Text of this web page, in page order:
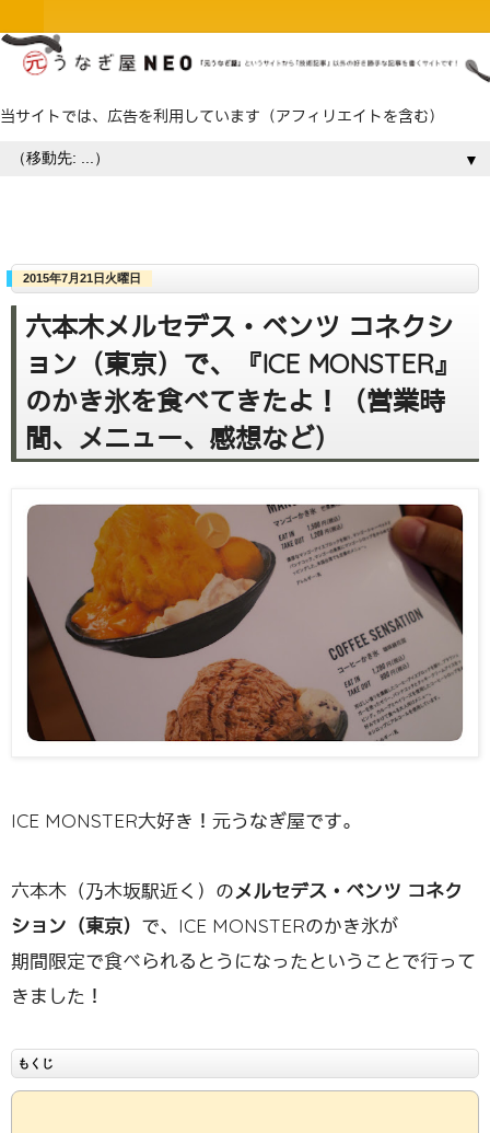
当サイトでは、広告を利用しています（アフィリエイトを含む）
▼
2015年7月21日火曜日
六本木メルセデス・ベンツ コネクシ
ョン（東京）で、『ICE MONSTER』
のかき氷を食べてきたよ！（営業時
間、メニュー、感想など）
ICE MONSTER大好き！元うなぎ屋です。
六本木（乃木坂駅近く）のメルセデス・ベンツ コネク
ション（東京） で、ICE MONSTERのかき氷が
期間限定で食べられるとうになったということで行って
きました！
もくじ